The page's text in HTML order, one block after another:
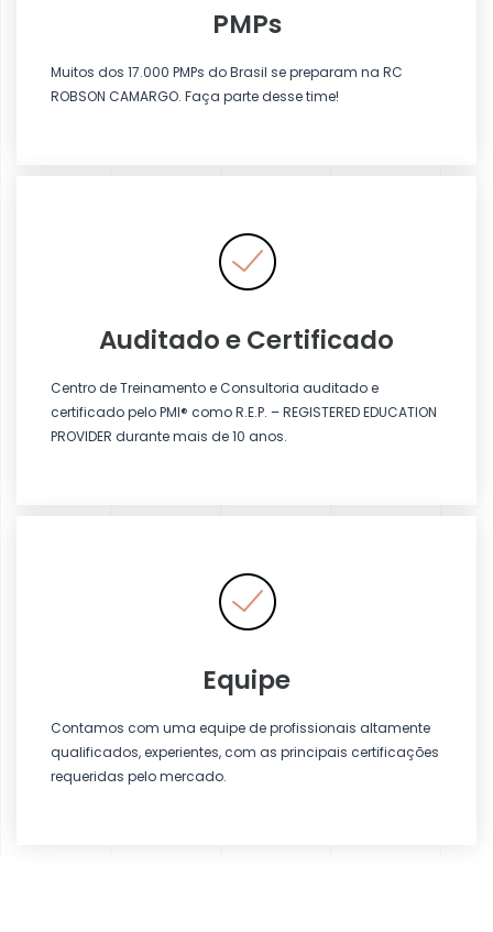
PMPs
Muitos dos 17.000 PMPs do Brasil se preparam na RC
ROBSON CAMARGO. Faça parte desse time!
Auditado e Certificado
Centro de Treinamento e Consultoria auditado e
certificado pelo PMI® como R.E.P. – REGISTERED EDUCATION
PROVIDER durante mais de 10 anos.
Equipe
Contamos com uma equipe de profissionais altamente
qualificados, experientes, com as principais certificações
requeridas pelo mercado.